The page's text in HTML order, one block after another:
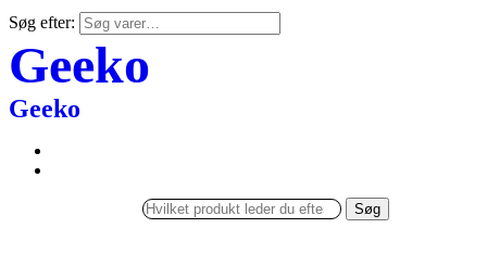
Søg efter:
Geeko
Geeko
Søg